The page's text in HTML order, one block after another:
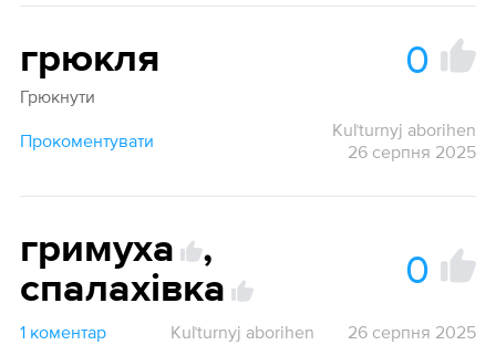
грюкля 0
Грюкнути
Прокоментувати
Kuľturnyj aborihen
26 серпня 2025
гримуха
,
спалахівка
0
1 коментар Kuľturnyj aborihen 26 серпня 2025